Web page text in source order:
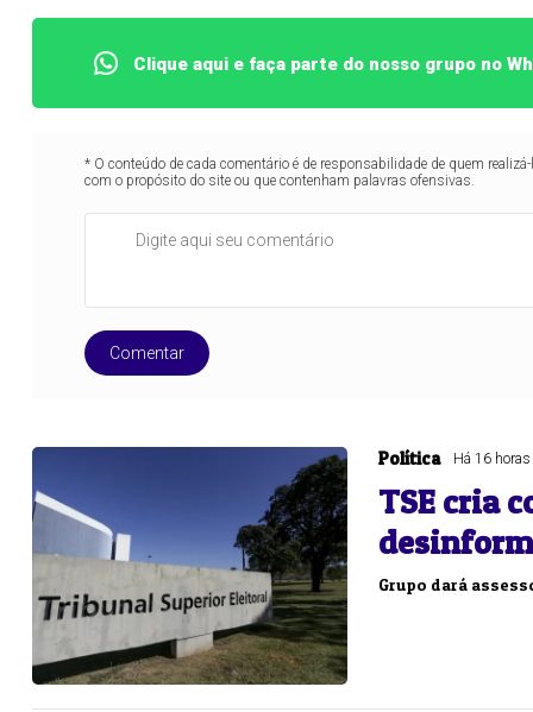
Clique aqui e faça parte do nosso grupo no
* O conteúdo de cada comentário é de responsabilidade de quem
com o propósito do site ou que contenham palavras ofensivas.
Comentar
Política Há 16 horas
TSE cria
Grupo dará